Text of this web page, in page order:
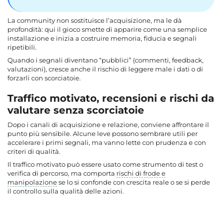
La community non sostituisce l’acquisizione, ma le dà
profondità: qui il gioco smette di apparire come una semplice
installazione e inizia a costruire memoria, fiducia e segnali
ripetibili.
Quando i segnali diventano “pubblici” (commenti, feedback,
valutazioni), cresce anche il rischio di leggere male i dati o di
forzarli con scorciatoie.
Traffico motivato, recensioni e rischi da
valutare senza scorciatoie
Dopo i canali di acquisizione e relazione, conviene affrontare il
punto più sensibile. Alcune leve possono sembrare utili per
accelerare i primi segnali, ma vanno lette con prudenza e con
criteri di qualità.
Il traffico motivato può essere usato come strumento di test o
verifica di percorso, ma comporta rischi di frode e
manipolazionese lo si confonde con crescita reale o se si perde
il controllo sulla qualità delle azioni.